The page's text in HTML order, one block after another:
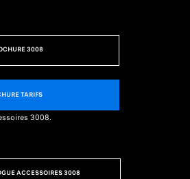
3008
TARIFS
3008.
ACCESSOIRES 3008